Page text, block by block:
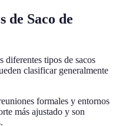
de Saco de
diferentes tipos de sacos
clasificar generalmente
formales y entornos
más ajustado y son